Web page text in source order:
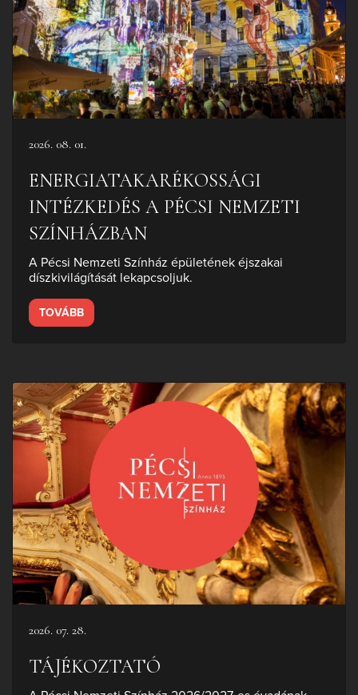
2026. 08. 01.
ENERGIATAKARÉKOSSÁGI
INTÉZKEDÉS A PÉCSI NEMZETI
SZÍNHÁZBAN
A Pécsi Nemzeti Színház épületének éjszakai
díszkivilágítását lekapcsoljuk.
TOVÁBB
2026. 07. 28.
TÁJÉKOZTATÓ